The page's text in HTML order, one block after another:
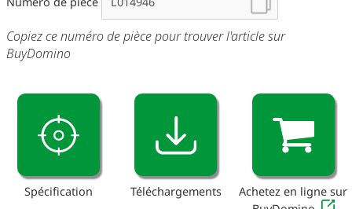
Copiez ce numéro de pièce pour trouver l'article sur
BuyDomino
Spécification Téléchargements
Achetez en ligne sur